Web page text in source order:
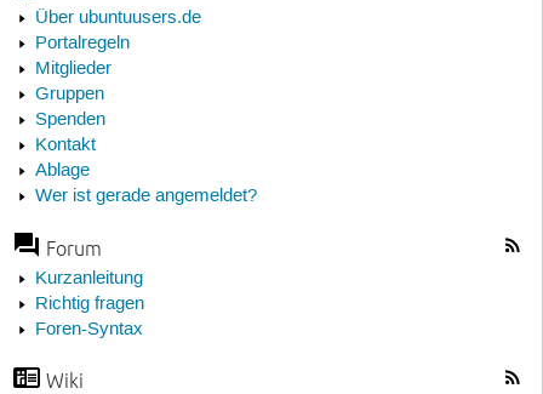
Über ubuntuusers.de
Portalregeln
Mitglieder
Gruppen
Spenden
Kontakt
Ablage
Wer ist gerade angemeldet?
Forum
Kurzanleitung
Richtig fragen
Foren-Syntax
Wiki